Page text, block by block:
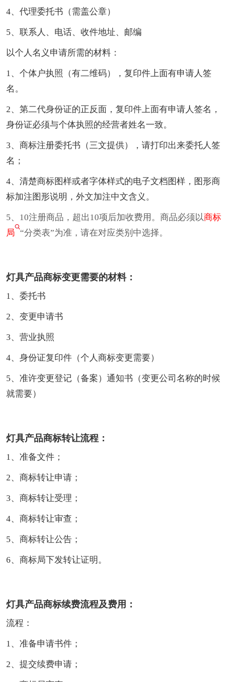
4、代理委托书（需盖公章）
5、联系人、电话、收件地址、邮编
以个人名义申请所需的材料：
1、个体户执照（有二维码），复印件上面有申请人签
名。
2、第二代身份证的正反面，复印件上面有申请人签名，
身份证必须与个体执照的经营者姓名一致。
3、商标注册委托书（三文提供），请打印出来委托人签
名；
4、清楚商标图样或者字体样式的电子文档图样，图形商
标加注图形说明，外文加注中文含义。
5、10注册商品，超出10项后加收费用。商品必须以商标
局
“分类表”为准，请在对应类别中选择。
灯具产品商标变更需要的材料：
1、委托书
2、变更申请书
3、营业执照
4、身份证复印件（个人商标变更需要）
5、准许变更登记（备案）通知书（变更公司名称的时候
就需要）
灯具产品商标转让流程：
1、准备文件；
2、商标转让申请；
3、商标转让受理；
4、商标转让审查；
5、商标转让公告；
6、商标局下发转让证明。
灯具产品商标续费流程及费用：
流程：
1、准备申请书件；
2、提交续费申请；